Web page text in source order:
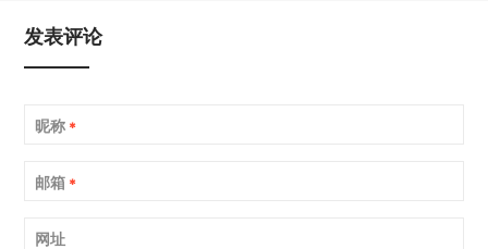
发表评论
昵称 *
邮箱 *
网址